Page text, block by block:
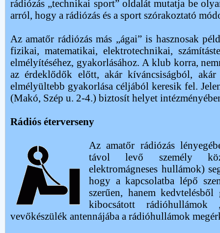
rádiózás „technikai sport” oldalát mutatja be
arról, hogy a rádiózás és a sport szórakoztató
Az amatőr rádiózás más „ágai” is hasznosak
fizikai, matematikai, elektrotechnikai,
elmélyítéséhez, gyakorlásához. A klub korra,
az érdeklődők előtt, akár kíváncsiságból,
elmélyültebb gyakorlása céljából keresik fel.
(Makó, Szép u. 2-4.) biztosít helyet
Rádiós éterverseny
Az amatőr rádiózás
távol levő személy
elektromágneses hullámok)
hogy a kapcsolatba lépő
szerűen, hanem
kibocsátott rádióhullámok
vevőkészülék antennájába a rádióhullámok